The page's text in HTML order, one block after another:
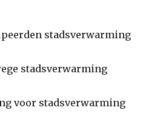
stadsverwarming
stadsverwarming
voor stadsverwarming